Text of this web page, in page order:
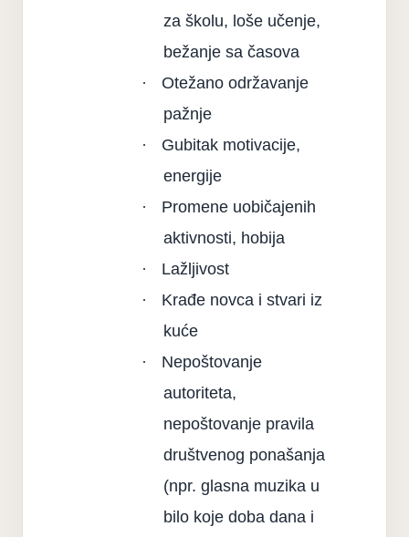
za školu, loše učenje,
bežanje sa časova
·
Otežano održavanje
pažnje
·
Gubitak motivacije,
energije
·
Promene uobičajenih
aktivnosti, hobija
·
Lažljivost
·
Krađe novca i stvari iz
kuće
·
Nepoštovanje
autoriteta,
nepoštovanje pravila
društvenog ponašanja
(npr. glasna muzika u
bilo koje doba dana i